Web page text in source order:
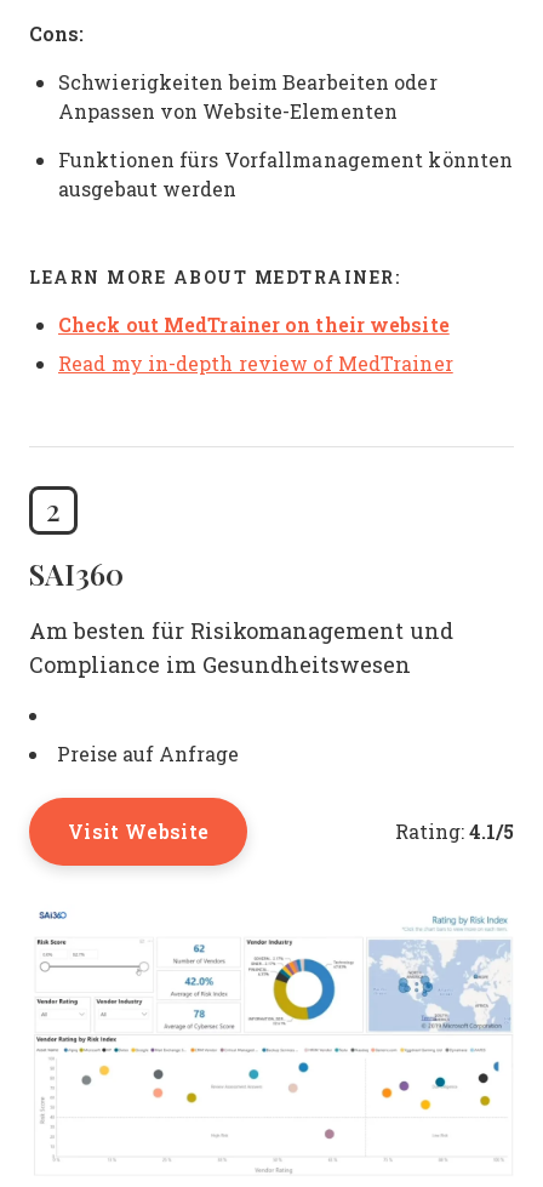
Cons:
Schwierigkeiten beim Bearbeiten oder
Anpassen von Website-Elementen
Funktionen fürs Vorfallmanagement könnten
ausgebaut werden
LEARN MORE ABOUT MEDTRAINER:
Check out MedTrainer on their website
Read my in-depth review of MedTrainer
2
SAI360
Am besten für Risikomanagement und
Compliance im Gesundheitswesen
Preise auf Anfrage
Visit Website Rating:4.1/5